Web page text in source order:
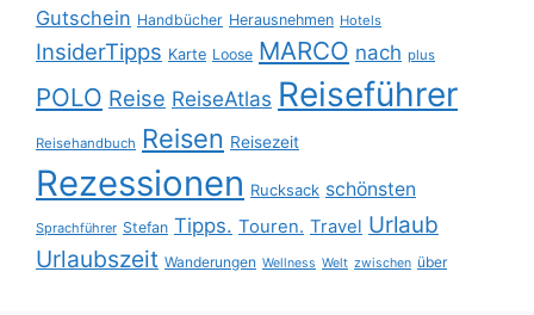
Gutschein Handbücher Herausnehmen Hotels
InsiderTipps Karte Loose MARCO nach plus
POLO Reise ReiseAtlas Reiseführer
Reisehandbuch Reisen Reisezeit
Rezessionen Rucksack schönsten
Sprachführer Stefan Tipps. Touren. Travel Urlaub
Urlaubszeit Wanderungen Wellness Welt zwischen über